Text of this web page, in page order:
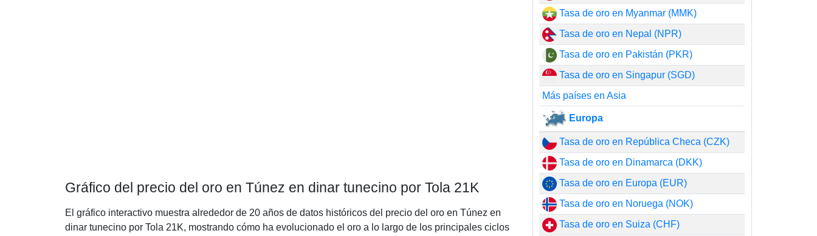
Gráfico del precio del oro en Túnez en dinar tunecino por Tola 21K
El gráfico interactivo muestra alrededor de 20 años de datos históricos del precio del oro en Túnez en
dinar tunecino por Tola 21K, mostrando cómo ha evolucionado el oro a lo largo de los principales ciclos
Tasa de oro en Myanmar (MMK)
Tasa de oro en Nepal (NPR)
Tasa de oro en Pakistán (PKR)
Tasa de oro en Singapur (SGD)
Más países en Asia
Europa
Tasa de oro en República Checa (CZK)
Tasa de oro en Dinamarca (DKK)
Tasa de oro en Europa (EUR)
Tasa de oro en Noruega (NOK)
Tasa de oro en Suiza (CHF)